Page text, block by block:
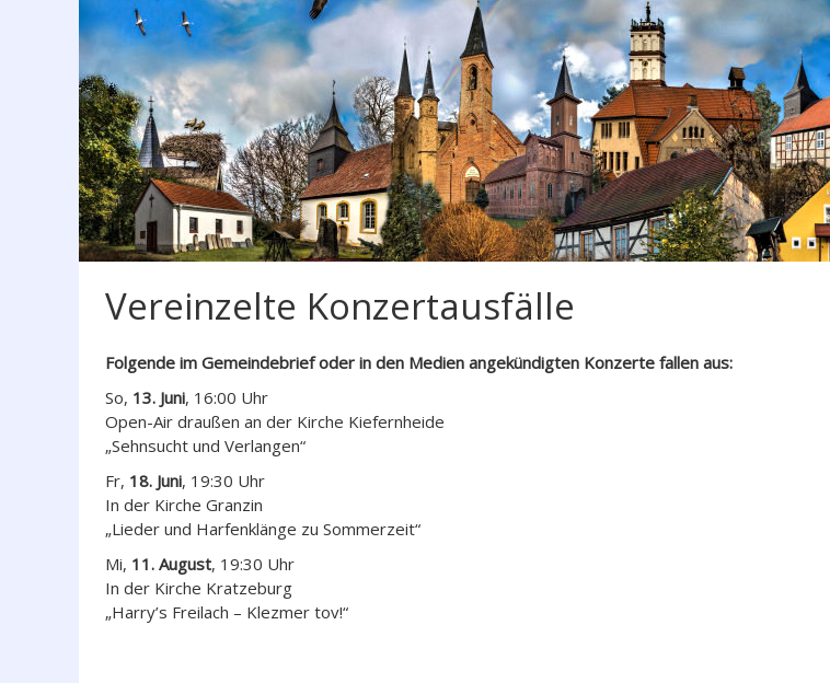
Vereinzelte Konzertausfälle
Folgende im Gemeindebrief oder in den Medien angekündigten Konzerte fallen aus:
So, 13. Juni, 16:00 Uhr
Open-Air draußen an der Kirche Kiefernheide
„Sehnsucht und Verlangen“
Fr, 18. Juni, 19:30 Uhr
In der Kirche Granzin
„Lieder und Harfenklänge zu Sommerzeit“
Mi, 11. August, 19:30 Uhr
In der Kirche Kratzeburg
„Harry’s Freilach – Klezmer tov!“